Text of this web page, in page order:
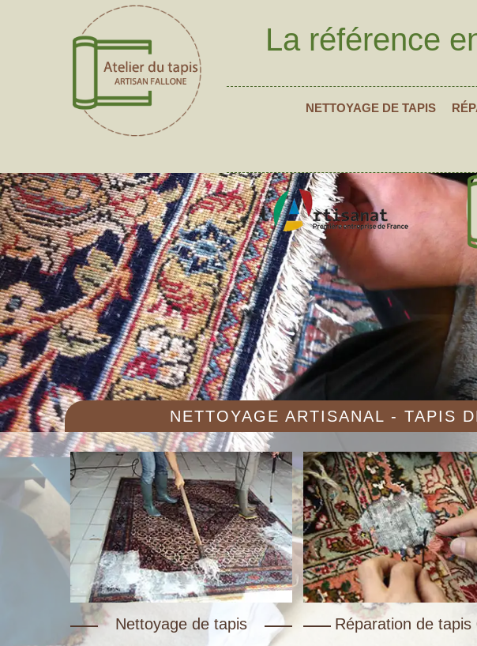
La référence
NETTOYAGE DE TAPIS
NETTOYAGE ARTISANAL - TAPIS
Nettoyage de tapis Réparation de tapis